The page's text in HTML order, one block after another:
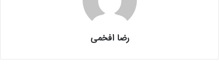
آموزش network
رضا افخمی